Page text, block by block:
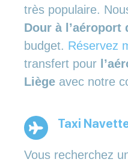
très populaire.
Dour à l’aéroport
budget. Réservez
transfert pour
Liège avec notre
Taxi
Vous recherchez